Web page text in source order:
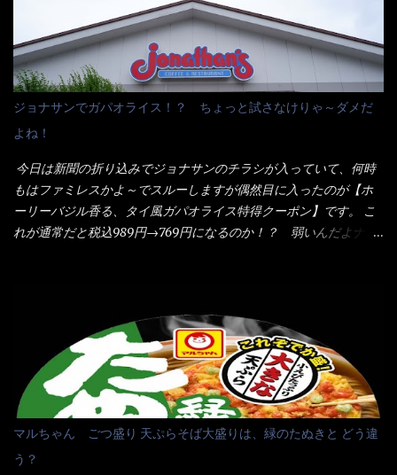
け、韮の葉の部分をドサッと乗せて調味油を入れて完成です。 ど
うでしょう？ 見た目 Goodデザイン賞じゃない！？ 笑 マルタ
イのHPを見ると・・・（引用） めんは、ノンフライ・ノンスチー
ム製法で仕上げた、生めんに近い風味のストレートめんです。 豚
の旨味に数種類の唐辛子、ニンニクを加えた辛さとコクが凝縮さ
れた醤油ベースのスープです。 調味油に赤ラー油とごま油を使用
することに風味と辛さを引き立たせています。 調味油をスープ
全体に馴染ませるために、箸で麺と具を持ち上げて・・・ ええや
ないかぁ～ モヤシが黒豆モヤシだから細身で熱を加えてもへた
りづらい！（緑豆モヤシだと太くて熱加えるとダラーっとなるん
だよ） それに細ストレート麺とモヤシが良いバランスで・・・
韮の緑と卵の黄色も相まって・・・映える...
ブン皿で焼いて、大凡の目安で小分けにしているようで、パック
をよーく見たら表面のチーズの乗り具合に結構な差が出てい
た・・・チーズに焦げ目が付いているのを、しっかり確認し買う
ことをオススメします。（取り分け量にも若干有り差がでてるだ
ろう） 早速タバスコを振りかけて食べてみると・・・結構美味し
いよ！ 久しぶりだな～ホワイトソースとマカロニの絡まった食
感・・・懐かしい～ 今回ダイソーのカレー用のスプーンを使って
みたら、これが凄くうまくすくえるんだよねぇ～（このスプーン
当たりだね） 今回新作のグラタンを頂きましたが、まずまずの美
味しさとダイソーのカレースプーンの。すくい上げ力の良さを再
度認識できました。
ジョナサンでガパオライス！？ ちょっと試さなけりゃ～ダメだ
よね！
今日は新聞の折り込みでジョナサンのチラシが入っていて、何時
もはファミレスかよ～でスルーしますが偶然目に入ったのが【ホ
ーリーバジル香る、タイ風ガパオライス特得クーポン】です。 こ
れが通常だと税込989円→769円になるのか！？ 弱いんだよナァ
に行っても同じメニュー同じ味のファミレスには行きません。 最
近は、ステーキガストに試しに行ったぐらいです。（肉が喰いた
くて） しかし最近のファミレスは合理化が進み、店員さんもフロ
ア担当は2人程度しか居ないんだよねぇ～ それに注文はタッチパ
ネル！！ 凄いよなぁ～ 20年位前は、フロア担当だけでも5人は
居たと思うけど・・・ 判らず店員さんを呼ぶピンポンを・・・ク
ーポンなんだけどと伝えると、丁寧にタッチパネルで～と教えて
くれたが、何故かタッチパネルがクーポンを受け付けない！！ 店
マルちゃん ごつ盛り 天ぷらそば大盛りは、緑のたぬきと どう違
う？